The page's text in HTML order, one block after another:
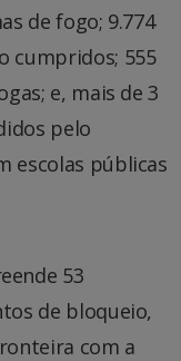
de fogo; 9.774
cumpridos; 555
e, mais de 3
pelo
escolas públicas
53
de bloqueio,
com a